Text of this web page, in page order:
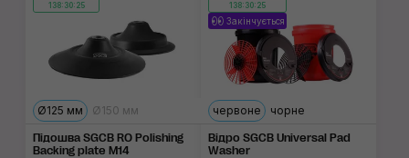
138:30:24
Ø125 мм Ø150 мм
Підошва SGCB RO Polishing
Backing plate M14
138:30:24
Закінчується
червоне чорне
Відро SGCB Universal Pad
Washer